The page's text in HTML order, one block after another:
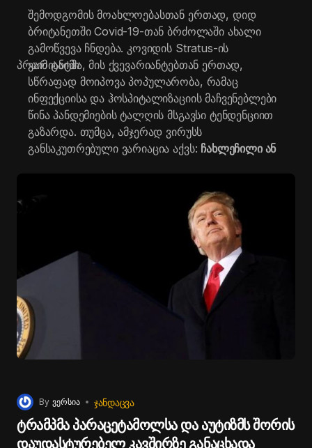
შემოდგომის მოახლოებასთან ერთად, დიდ
ბრიტანეთში Covid-19-თან ბრძოლაში ახალი
გამოწვევა ჩნდება. კოვიდის Stratus-ის
ვარიანტმა, მის ქვევარიანტებთან ერთად,
სწრაფად მოიპოვა პოპულარობა, რამაც
ინფექციისა და ჰოსპიტალიზაციის მაჩვენებლები
წინა პანდემიების ტალღის მსგავსი ტენდენციით
გაზარდა. თუმცა, ამჯერად ვირუსს
განსაკუთრებული ვარიაცია აქვს: ჩახლეჩილი ან
ათასობით ადამიანისთვის დიაგნოზს ართულებს.
დიდი ბრიტანეთის ჯანმრთელობის
უსაფრთხოების სააგენტოს (UKHSA)
მონაცემებით, Covid-19-ის დადებითობის
მაჩვენებელი სულ რაღაც ერთ კვირაში 7.6%-
დან 8.4%-მდე გაიზარდა. საავადმყოფოებში
მოთავსების შემთხვევებიც ანალოგიურია და 100
000 ადამიანზე 2.00-დან 2.73-მდე გაიზარდა - ეს
არის ტენდენცია, რომლის გამწვავებაც,
ექსპერტების პროგნოზით, ზამთრის
გაძლიერდეს.
სპეციალისტები „სამმაგი ეპიდემიის“ შესახებ
საუბრობენ: სცენარი, როდესაც Covid-19, გრიპი
პრაიმ ტაიმი
By ვერსია ᲯᲐᲜᲓᲐᲪᲕᲐ
ტრამპმა პარაცეტამოლსა და აუტიზმს შორის
დაუდასტურებელ კავშირზე განაცხადა